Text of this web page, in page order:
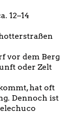
12–14
vor dem Berg
oder Zelt
hat oft
Dennoch ist